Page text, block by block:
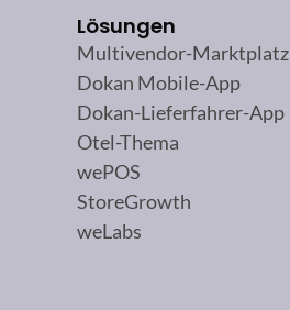
Lösungen
Multivendor-Marktplatz
Dokan Mobile-App
Dokan-Lieferfahrer-App
Otel-Thema
wePOS
StoreGrowth
weLabs